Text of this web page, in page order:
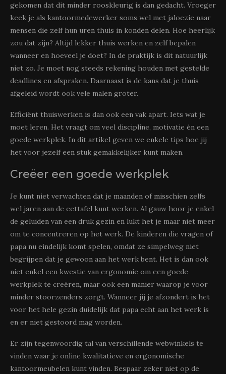
gekomen dat dit minder rooskleurig is dan gedacht. Vroeger
keek je als kantoormedewerker soms wel met jaloezie naar
mensen die zelf hun uren thuis in konden delen. Hoe heerlijk
zou dat zijn? Altijd lekker thuis werken en zelf bepalen
wanneer en hoeveel je doet? In de praktijk is dit natuurlijk
niet zo. Je moet nog steeds rekening houden met gestelde
deadlines en afspraken. Daarnaast is de kans dat je thuis
afgeleid wordt ook vele malen groter.
Efficiënt thuiswerken is dan ook een vak apart. Iets wat je
moet leren. Het vraagt om veel discipline, motivatie én een
goede werkplek. In dit artikel geven we enkele tips hoe jij
het voor jezelf een stuk gemakkelijker kunt maken.
Creëer een goede werkplek
Je kunt niet verwachten dat je maanden of misschien zelfs
wel jaren aan de eettafel kunt werken. Al gauw hoor je enkel
de geluiden van een druk gezin en lukt het je maar niet meer
om te concentreren op het werk. De kinderen die vragen of
papa nu eindelijk komt spelen, omdat ze simpelweg niet
begrijpen dat je gewoon aan het werk bent. Het is dan ook
niet enkel een kwestie van ergonomie om een goede
werkplek te creëren, maar ook een manier waarop je voor
minder stoorzenders zorgt. Wanneer jij je afzondert is het
voor het hele gezin duidelijk dat papa echt aan het werk is
en er niet gestoord mag worden.
Er zijn tegenwoordig tal van verschillende webwinkels te
vinden waar je online kwalitatieve en ergonomische
kantoormeubelen kunt vinden. Bespaar zeker niet op de